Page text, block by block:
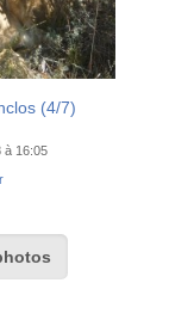
(4/7)
à 16:05